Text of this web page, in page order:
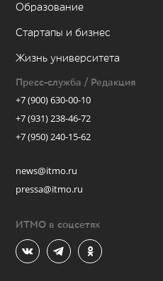
Образование
Стартапы и бизнес
Жизнь университета
Пресс-служба / Редакция
+7 (900) 630-00-10
+7 (931) 238-46-72
+7 (950) 240-15-62
news@itmo.ru
pressa@itmo.ru
ИТМО в соцсетях